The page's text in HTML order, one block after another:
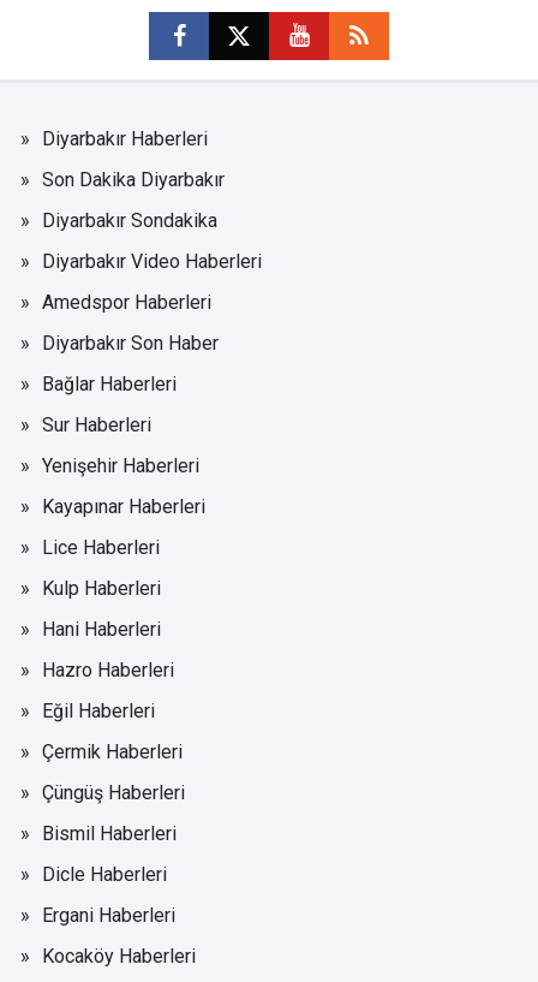
Diyarbakır Haberleri
Son Dakika Diyarbakır
Diyarbakır Sondakika
Diyarbakır Video Haberleri
Amedspor Haberleri
Diyarbakır Son Haber
Bağlar Haberleri
Sur Haberleri
Yenişehir Haberleri
Kayapınar Haberleri
Lice Haberleri
Kulp Haberleri
Hani Haberleri
Hazro Haberleri
Eğil Haberleri
Çermik Haberleri
Çüngüş Haberleri
Bismil Haberleri
Dicle Haberleri
Ergani Haberleri
Kocaköy Haberleri